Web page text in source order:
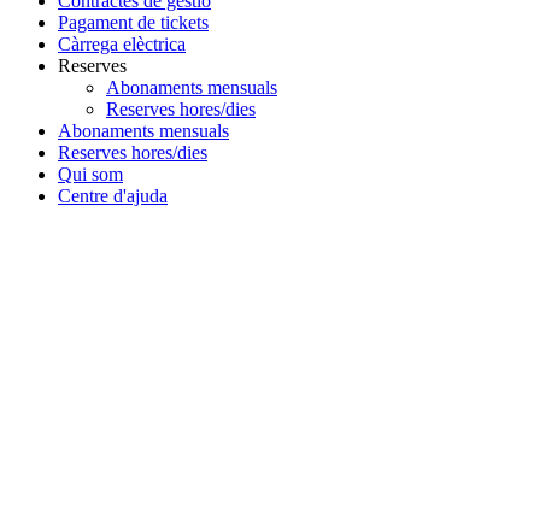
Pagament de tickets
Càrrega elèctrica
Reserves
Abonaments mensuals
Reserves hores/dies
Abonaments mensuals
Reserves hores/dies
Qui som
Centre d'ajuda